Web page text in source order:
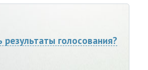
результаты голосования?